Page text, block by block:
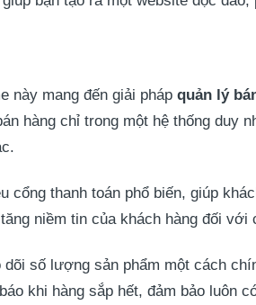
này mang đến giải pháp quản lý
hàng chỉ trong một hệ thống duy
cổng thanh toán phổ biến, giúp
niềm tin của khách hàng đối với
dõi số lượng sản phẩm một cách
khi hàng sắp hết, đảm bảo luôn